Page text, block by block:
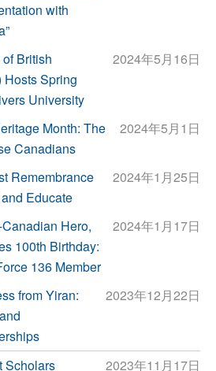
with
British
Spring
University
2024年5月16日
Month: The
Canadians
2024年5月1日
Remembrance
Educate
2024年1月25日
Hero,
100th Birthday:
136 Member
2024年1月17日
from Yiran:
2023年12月22日
Scholars
2023年11月17日